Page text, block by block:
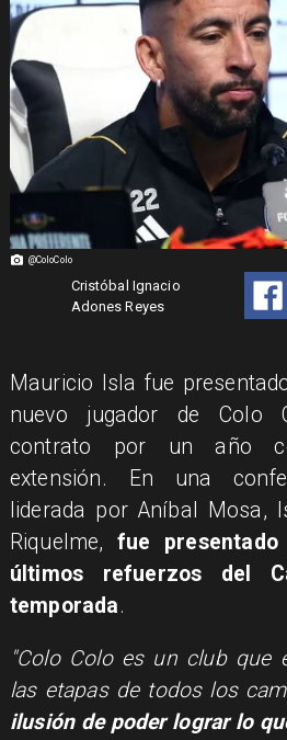
@ColoColo
Cristóbal Ignacio
Adones Reyes
Mauricio Isla fue
nuevo jugador de Colo
contrato por un año
extensión. En una
liderada por Aníbal Mosa,
Riquelme,fue
últimos refuerzos del
temporada.
"Colo Colo es un club que
las etapas de todos los
ilusión de poder lograr lo